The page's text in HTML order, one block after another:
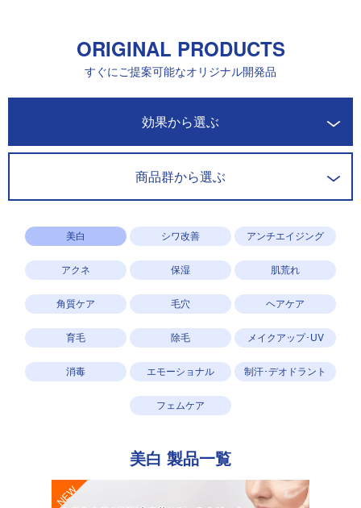
ORIGINAL PRODUCTS
すぐにご提案可能なオリジナル開発品
効果から選ぶ
商品群から選ぶ
美白 シワ改善 アンチエイジング
アクネ 保湿 肌荒れ
角質ケア 毛穴 ヘアケア
育毛 除毛 メイクアップ･UV
消毒 エモーショナル 制汗･デオドラント
フェムケア
美白 製品一覧